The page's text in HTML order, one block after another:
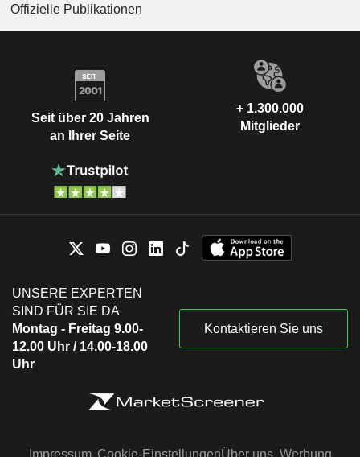
Offizielle Publikationen
Seit über 20 Jahren
an Ihrer Seite
+ 1.300.000
Mitglieder
UNSERE EXPERTEN
SIND FÜR SIE DA
Montag - Freitag 9.00-
12.00 Uhr / 14.00-18.00
Uhr
Kontaktieren Sie uns
Impressum Cookie-EinstellungenÜber uns Werbung